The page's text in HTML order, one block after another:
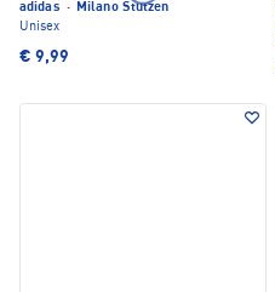
adidas · Milano Stutzen
Unisex
€ 9,99